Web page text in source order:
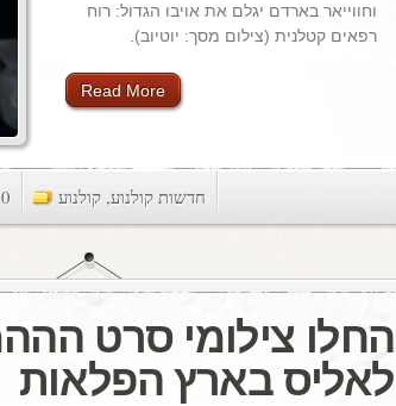
וחווייאר בארדם יגלם את אויבו הגדול: רוח
רפאים קטלנית (צילום מסך: יוטיוב).
Read More
0 comments חדשות קולנוע, קולנוע
החלו צילומי סרט
לאליס בארץ הפלאות